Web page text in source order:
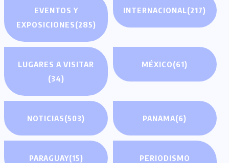
EVENTOS Y
EXPOSICIONES(285)
INTERNACIONAL(217)
LUGARES A VISITAR
(34)
MÉXICO(61)
NOTICIAS(503) PANAMA(6)
PARAGUAY(15)
PERIODISMO